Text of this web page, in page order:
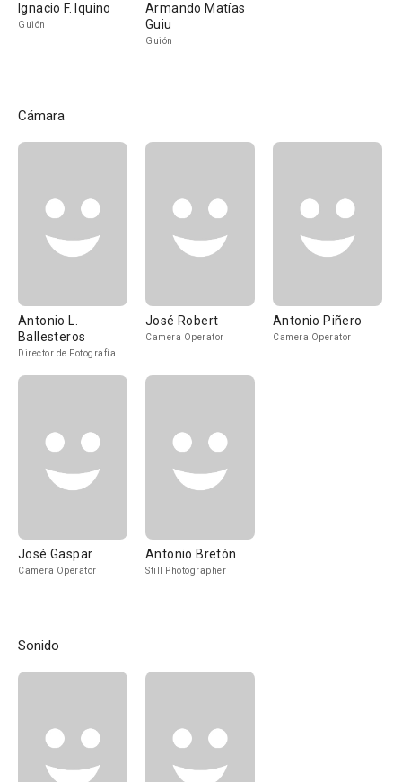
Ignacio F. Iquino
Guión
Armando Matías
Guiu
Guión
Cámara
Antonio L.
Ballesteros
Director de Fotografía
José Robert
Camera Operator
Antonio Piñero
Camera Operator
José Gaspar
Camera Operator
Antonio Bretón
Still Photographer
Sonido